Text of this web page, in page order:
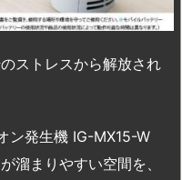
ストレスから解放され
ン発生機 IG-MX15-W
溜まりやすい空間を、